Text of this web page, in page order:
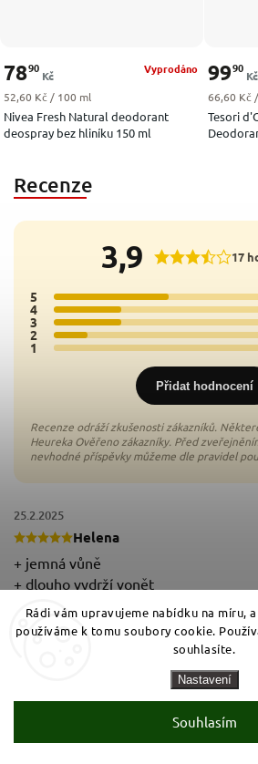
Rádi vám upravujeme nabídku na míru,
používáme k tomu soubory cookie.
souhlasíte.
Nastavení
Souhlasím
Nivea Fresh Natural deodorant
deospray bez hliníku 150 ml
Vyprodáno
7890
Kč
Měrná cena:
52,60 Kč / 100 ml
Tesori
9990
Kč
Měrná
66,60 Kč
Recenze
3,9 17
5 7x
4 4x
3 4x
2 2x
1 0x
Přidat hodnocení
Helena
25.2.2025
+ jemná vůně
+ dlouho vydrží vonět
+ kvalitní výrobek
- žádné jsem nezjistil